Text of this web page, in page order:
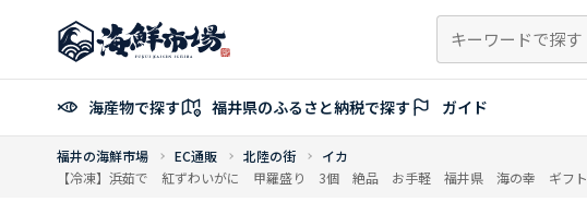
ン
へ
海産物で探す 福井県のふるさと納税で探す ガイド
福井の海鮮市場 EC通販 北陸の街
イカ
【冷凍】浜茹で 紅ずわいがに 甲羅盛り 3個 絶品 お手軽 福井県 海の幸 ギフト